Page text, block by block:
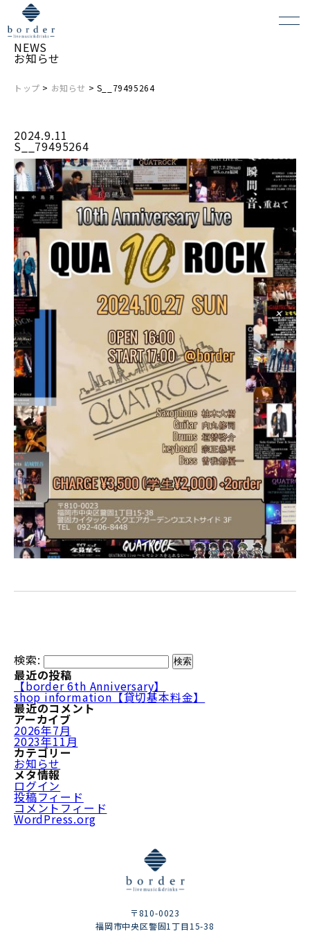
NEWS
お知らせ
トップ > お知らせ > S__79495264
2024.9.11
S__79495264
検索:
最近の投稿
【border 6th Anniversary】
shop information【貸切基本料金】
最近のコメント
アーカイブ
2026年7月
2023年11月
カテゴリー
お知らせ
メタ情報
ログイン
投稿フィード
コメントフィード
WordPress.org
〒810-0023
福岡市中央区警固1丁目15-38